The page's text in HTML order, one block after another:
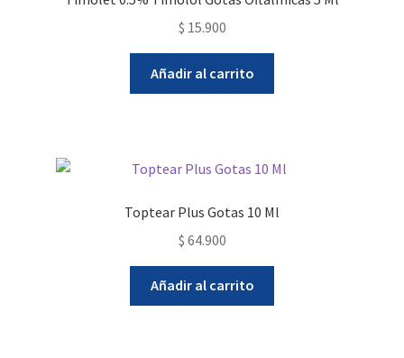
$ 15.900
Añadir al carrito
Toptear Plus Gotas 10 Ml
$ 64.900
Añadir al carrito